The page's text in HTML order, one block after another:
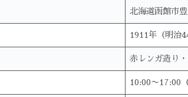
北海道函館市
1911年（明治
赤レンガ造り
10:00〜17:00